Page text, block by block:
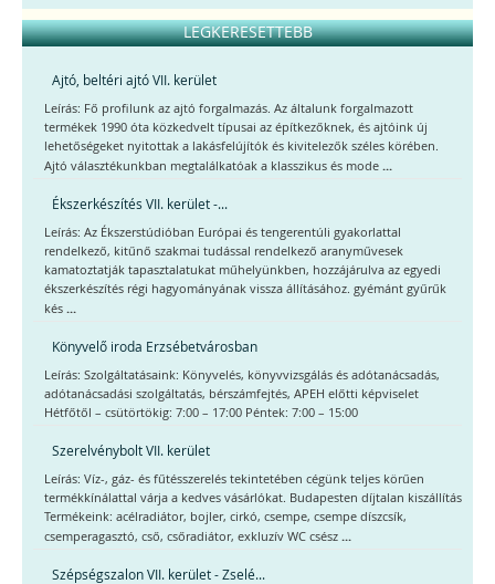
LEGKERESETTEBB
Ajtó, beltéri ajtó VII. kerület
Leírás: Fő profilunk az ajtó forgalmazás. Az általunk forgalmazott
termékek 1990 óta közkedvelt típusai az építkezőknek, és ajtóink új
lehetőségeket nyitottak a lakásfelújítók és kivitelezők széles körében.
Ajtó választékunkban megtalálkatóak a klasszikus és mode ...
Ékszerkészítés VII. kerület -...
Leírás: Az Ékszerstúdióban Európai és tengerentúli gyakorlattal
rendelkező, kitűnő szakmai tudással rendelkező aranyművesek
kamatoztatják tapasztalatukat műhelyünkben, hozzájárulva az egyedi
ékszerkészítés régi hagyományának vissza állításához. gyémánt gyűrűk
kés ...
Könyvelő iroda Erzsébetvárosban
Leírás: Szolgáltatásaink: Könyvelés, könyvvizsgálás és adótanácsadás,
adótanácsadási szolgáltatás, bérszámfejtés, APEH előtti képviselet
Hétfőtől – csütörtökig: 7:00 – 17:00 Péntek: 7:00 – 15:00
Szerelvénybolt VII. kerület
Leírás: Víz-, gáz- és fűtésszerelés tekintetében cégünk teljes körűen
termékkínálattal várja a kedves vásárlókat. Budapesten díjtalan kiszállítás
Termékeink: acélradiátor, bojler, cirkó, csempe, csempe díszcsík,
csemperagasztó, cső, csőradiátor, exkluzív WC csész ...
Szépségszalon VII. kerület - Zselé...